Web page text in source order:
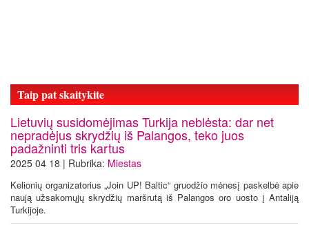
Taip pat skaitykite
Lietuvių susidomėjimas Turkija neblėsta: dar net
nepradėjus skrydžių iš Palangos, teko juos
padažninti tris kartus
2025 04 18 | Rubrika: Miestas
Kelionių organizatorius „Join UP! Baltic“ gruodžio mėnesį paskelbė apie
naują užsakomųjų skrydžių maršrutą iš Palangos oro uosto į Antaliją
Turkijoje.